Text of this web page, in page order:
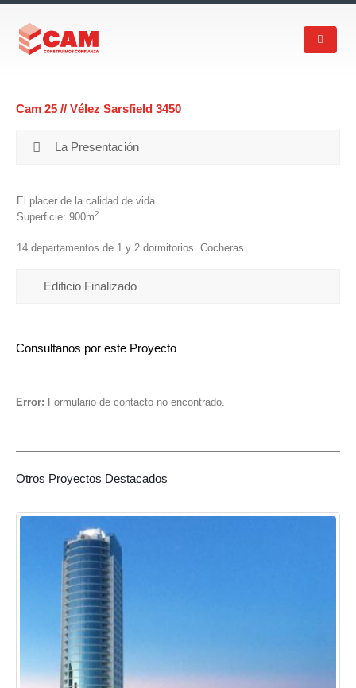
Cam 25 // Vélez Sarsfield 3450
La Presentación
El placer de la calidad de vida
Superficie: 900m2
14 departamentos de 1 y 2 dormitorios. Cocheras.
Edificio Finalizado
Consultanos por este Proyecto
Error: Formulario de contacto no encontrado.
Otros Proyectos Destacados